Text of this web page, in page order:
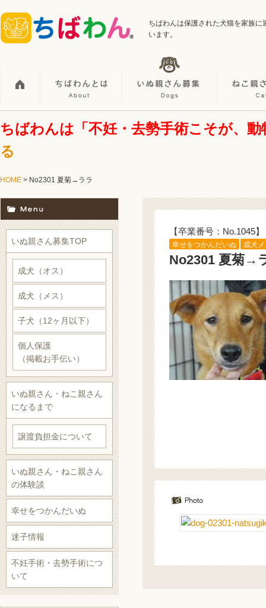
ちばわんは保護された犬猫を家族
います。
ちばわんは「不妊・去勢手術こそが、
る
HOME > No2301 夏菊→ララ
【卒業番号：No.1045】
幸せをつかんだいぬ 成犬
No2301 夏菊→
いぬ親さん募集TOP
成犬（オス）
成犬（メス）
子犬（12ヶ月以下）
個人保護
（掲載お手伝い）
いぬ親さん・ねこ親さん
になるまで
譲渡負担金について
いぬ親さん・ねこ親さん
の体験談
幸せをつかんだいぬ
迷子情報
不妊手術・去勢手術につ
いて